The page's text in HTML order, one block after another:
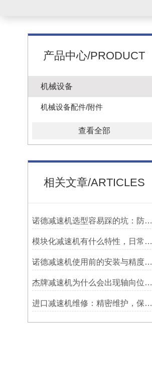
产品中心/PRODUCT
机械设备
机械设备配件/附件
查看全部
相关文章/ARTICLES
诺德减速机选型容易踩的坑：防水等级选低了，户外用半年就废
模块化减速机有什么特性，日常维护保养怎么做？
诺德减速机使用前的安装与精度调整应该怎么做？
杰牌减速机为什么会出现轴向位移呢?
进口减速机维修：精密维护，保障高效运转